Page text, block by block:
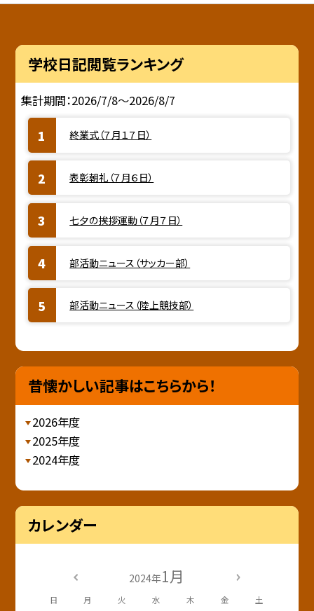
学校日記閲覧ランキング
集計期間：2026/7/8～2026/8/7
終業式（７月１７日）
表彰朝礼（７月６日）
七夕の挨拶運動（７月７日）
部活動ニュース（サッカー部）
部活動ニュース（陸上競技部）
昔懐かしい記事はこちらから！
2026年度
2025年度
2024年度
カレンダー
2024年1月
日 月 火 水 木 金 土